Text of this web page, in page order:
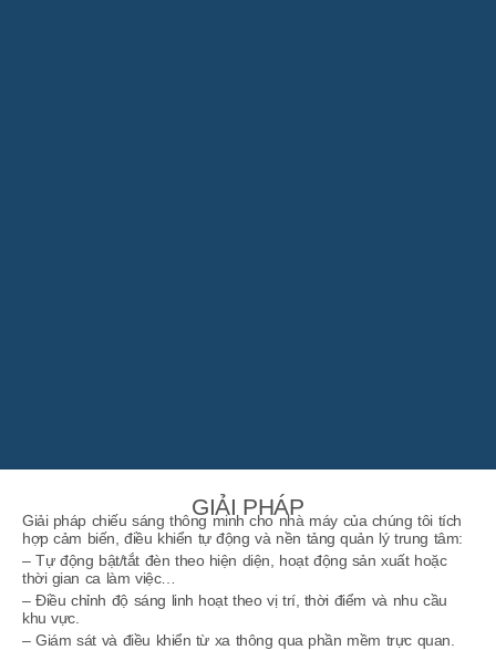
GIẢI PHÁP
Giải pháp chiếu sáng thông minh cho nhà máy của chúng tôi tích
hợp cảm biến, điều khiển tự động và nền tảng quản lý trung tâm:
– Tự động bật/tắt đèn theo hiện diện, hoạt động sản xuất hoặc
thời gian ca làm việc…
– Điều chỉnh độ sáng linh hoạt theo vị trí, thời điểm và nhu cầu
khu vực.
– Giám sát và điều khiển từ xa thông qua phần mềm trực quan.